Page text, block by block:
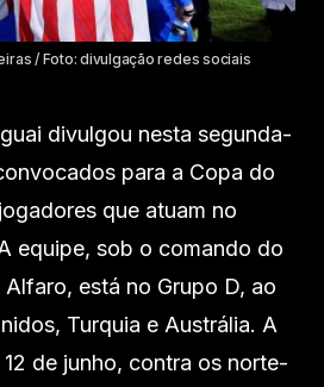
/ Foto: divulgação redes sociais
divulgou nesta segunda-
para a Copa do
que atuam no
equipe, sob o comando do
está no Grupo D, ao
Turquia e Austrália. A
de junho, contra os norte-